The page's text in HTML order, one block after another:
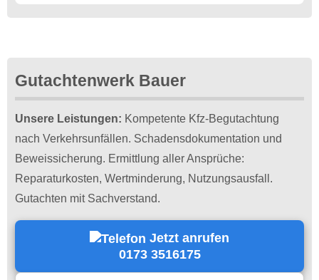
Gutachtenwerk Bauer
Unsere Leistungen: Kompetente Kfz-Begutachtung
nach Verkehrsunfällen. Schadensdokumentation und
Beweissicherung. Ermittlung aller Ansprüche:
Reparaturkosten, Wertminderung, Nutzungsausfall.
Gutachten mit Sachverstand.
Jetzt anrufen
0173 3516175